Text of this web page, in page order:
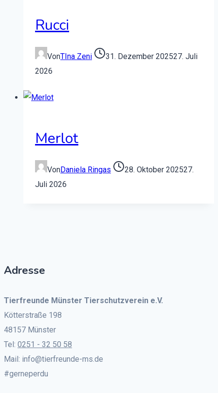
Rucci
VonTIna Zeni 31. Dezember 202527. Juli
2026
Merlot
VonDaniela Ringas 28. Oktober 202527.
Juli 2026
Adresse
Tierfreunde Münster Tierschutzverein e.V.
Kötterstraße 198
48157 Münster
Tel: 0251 - 32 50 58
Mail: info@tierfreunde-ms.de
#gerneperdu